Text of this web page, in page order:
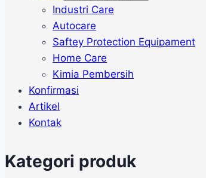
Industri Care
Autocare
Saftey Protection Equipament
Home Care
Kimia Pembersih
Konfirmasi
Artikel
Kontak
Kategori produk